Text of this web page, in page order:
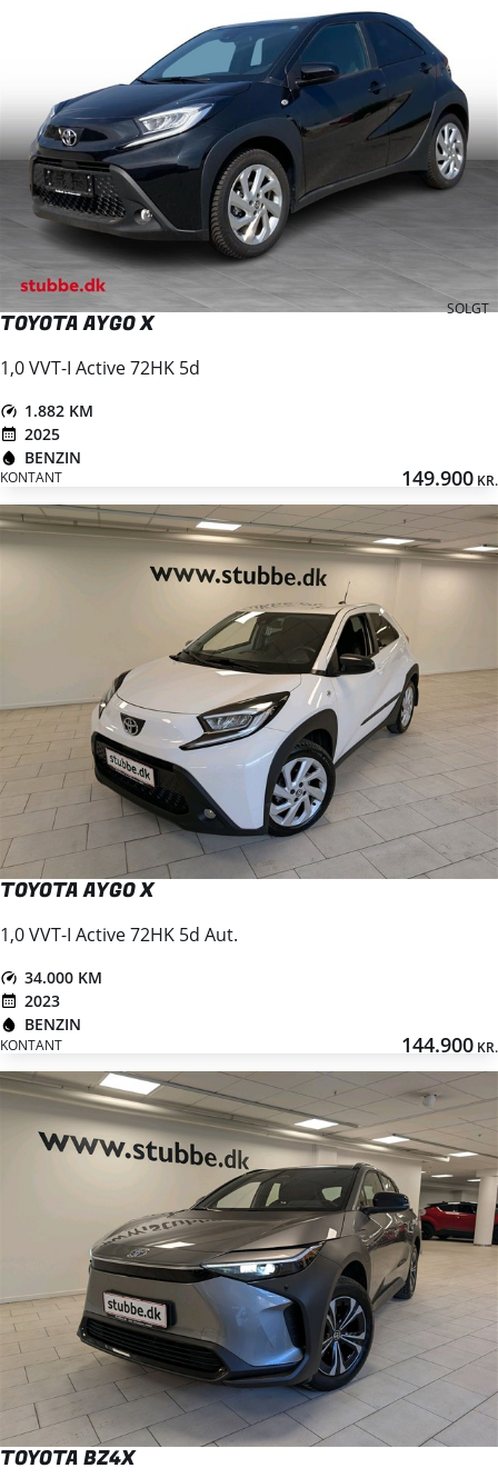
SOLGT
TOYOTA AYGO X
1,0 VVT-I Active 72HK 5d
1.882 KM
2025
BENZIN
KONTANT 149.900 KR.
TOYOTA AYGO X
1,0 VVT-I Active 72HK 5d Aut.
34.000 KM
2023
BENZIN
KONTANT 144.900 KR.
TOYOTA BZ4X